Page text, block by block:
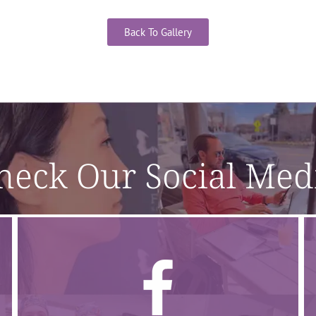
Back To Gallery
Our Social